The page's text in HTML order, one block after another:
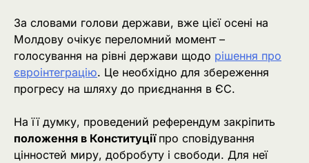
За словами голови держави, вже цієї осені на
Молдову очікує переломний момент –
голосування на рівні держави щодо рішення про
євроінтеграцію. Це необхідно для збереження
прогресу на шляху до приєднання в ЄС.
На її думку, проведений референдум закріпить
положення в Конституції про сповідування
цінностей миру, добробуту і свободи. Для неї